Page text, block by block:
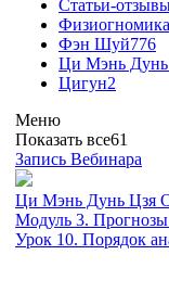
Статьи-
Физиогномика
Фэн Шуй776
Ци Мэнь Дунь
Цигун2
Меню
Показать все61
Запись Вебинара
Ци Мэнь Дунь Цзя
Модуль 3.
Урок 10. Порядок